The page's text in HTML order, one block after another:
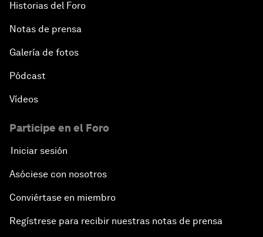
Historias del Foro
Notas de prensa
Galería de fotos
Pódcast
Vídeos
Participe en el Foro
Iniciar sesión
Asóciese con nosotros
Conviértase en miembro
Regístrese para recibir nuestras notas de prensa